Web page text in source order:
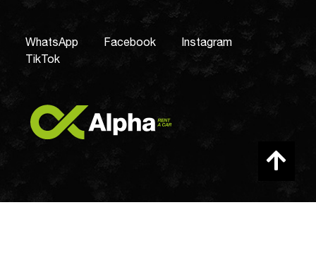
WhatsApp Facebook
Instagram
TikTok